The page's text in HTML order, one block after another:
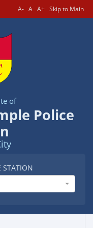
A- A A+ Skip to Main
of
Police
STATION